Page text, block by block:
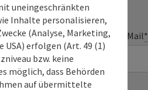
E-Mail*
uneingeschränkten
Inhalte personalisieren,
(Analyse, Marketing,
erfolgen (Art. 49 (1)
bzw. keine
möglich, dass Behörden
auf übermittelte